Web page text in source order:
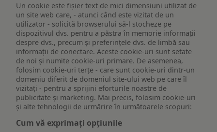
Un cookie este fişier text de mici dimensiuni utilizat de
un site web care, - atunci când este vizitat de un
utilizator - solicită browserului să-l stocheze pe
dispozitivul dvs. pentru a păstra în memorie informații
despre dvs., precum și preferințele dvs. de limbă sau
informații de conectare. Aceste cookie-uri sunt setate
de noi și numite cookie-uri primare. De asemenea,
folosim cookie-uri terțe - care sunt cookie-uri dintr-un
domeniu diferit de domeniul site-ului web pe care îl
vizitați - pentru a sprijini eforturile noastre de
publicitate și marketing. Mai precis, folosim cookie-uri
și alte tehnologii de urmărire în următoarele scopuri:
Cum vă exprimați opțiunile